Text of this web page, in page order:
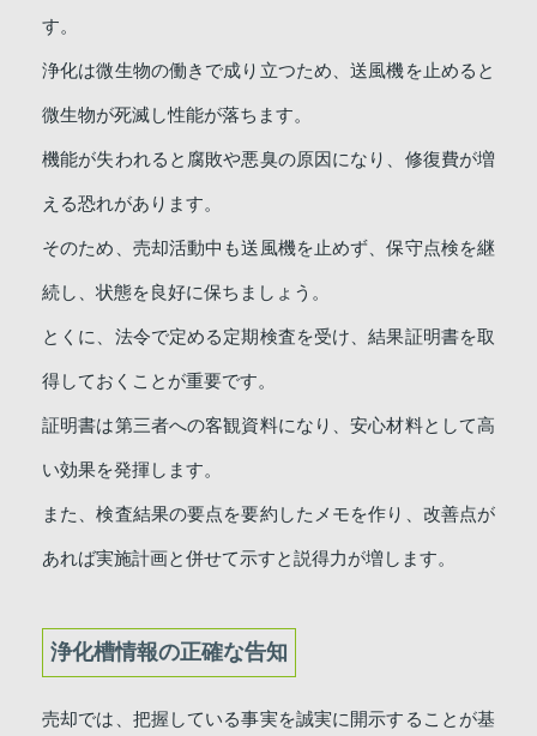
す。
浄化は微生物の働きで成り立つため、送風機を止めると
微生物が死滅し性能が落ちます。
機能が失われると腐敗や悪臭の原因になり、修復費が増
える恐れがあります。
そのため、売却活動中も送風機を止めず、保守点検を継
続し、状態を良好に保ちましょう。
とくに、法令で定める定期検査を受け、結果証明書を取
得しておくことが重要です。
証明書は第三者への客観資料になり、安心材料として高
い効果を発揮します。
また、検査結果の要点を要約したメモを作り、改善点が
あれば実施計画と併せて示すと説得力が増します。
浄化槽情報の正確な告知
売却では、把握している事実を誠実に開示することが基